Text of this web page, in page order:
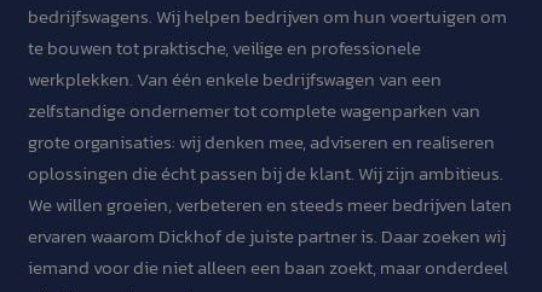
bedrijfswagens. Wij helpen bedrijven om hun voertuigen om
te bouwen tot praktische, veilige en professionele
werkplekken. Van één enkele bedrijfswagen van een
zelfstandige ondernemer tot complete wagenparken van
grote organisaties: wij denken mee, adviseren en realiseren
oplossingen die écht passen bij de klant. Wij zijn ambitieus.
We willen groeien, verbeteren en steeds meer bedrijven laten
ervaren waarom Dickhof de juiste partner is. Daar zoeken wij
iemand voor die niet alleen een baan zoekt, maar onderdeel